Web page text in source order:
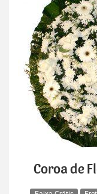
Coroa de